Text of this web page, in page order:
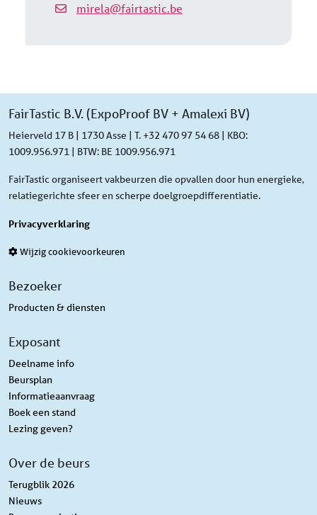
mirela@fairtastic.be
FairTastic B.V. (ExpoProof BV + Amalexi BV)
Heierveld 17 B | 1730 Asse | T. +32 470 97 54 68 | KBO:
1009.956.971 | BTW: BE 1009.956.971
FairTastic organiseert vakbeurzen die opvallen door hun energieke,
relatiegerichte sfeer en scherpe doelgroepdifferentiatie.
Privacyverklaring
Wijzig cookievoorkeuren
Bezoeker
Producten & diensten
Exposant
Deelname info
Beursplan
Informatieaanvraag
Boek een stand
Lezing geven?
Over de beurs
Terugblik 2026
Nieuws